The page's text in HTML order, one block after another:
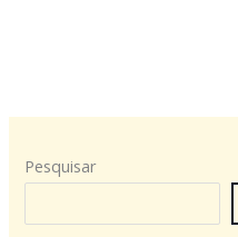
Pesquisar